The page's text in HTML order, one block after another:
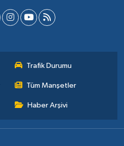
Trafik Durumu
Tüm Manşetler
Haber Arşivi